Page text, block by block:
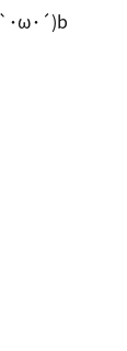
･ω･´)b